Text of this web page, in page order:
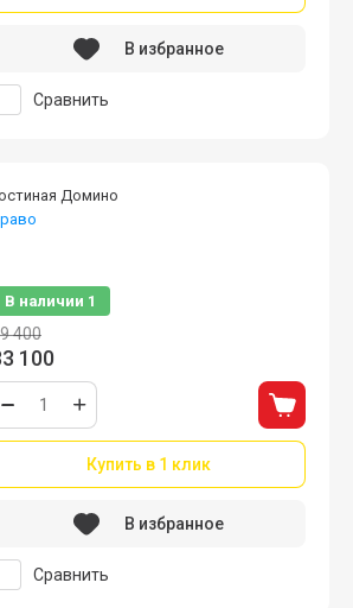
Сравнить
В избранное
Домино
В наличии 1
400
100
Купить в 1 клик
Сравнить
В избранное